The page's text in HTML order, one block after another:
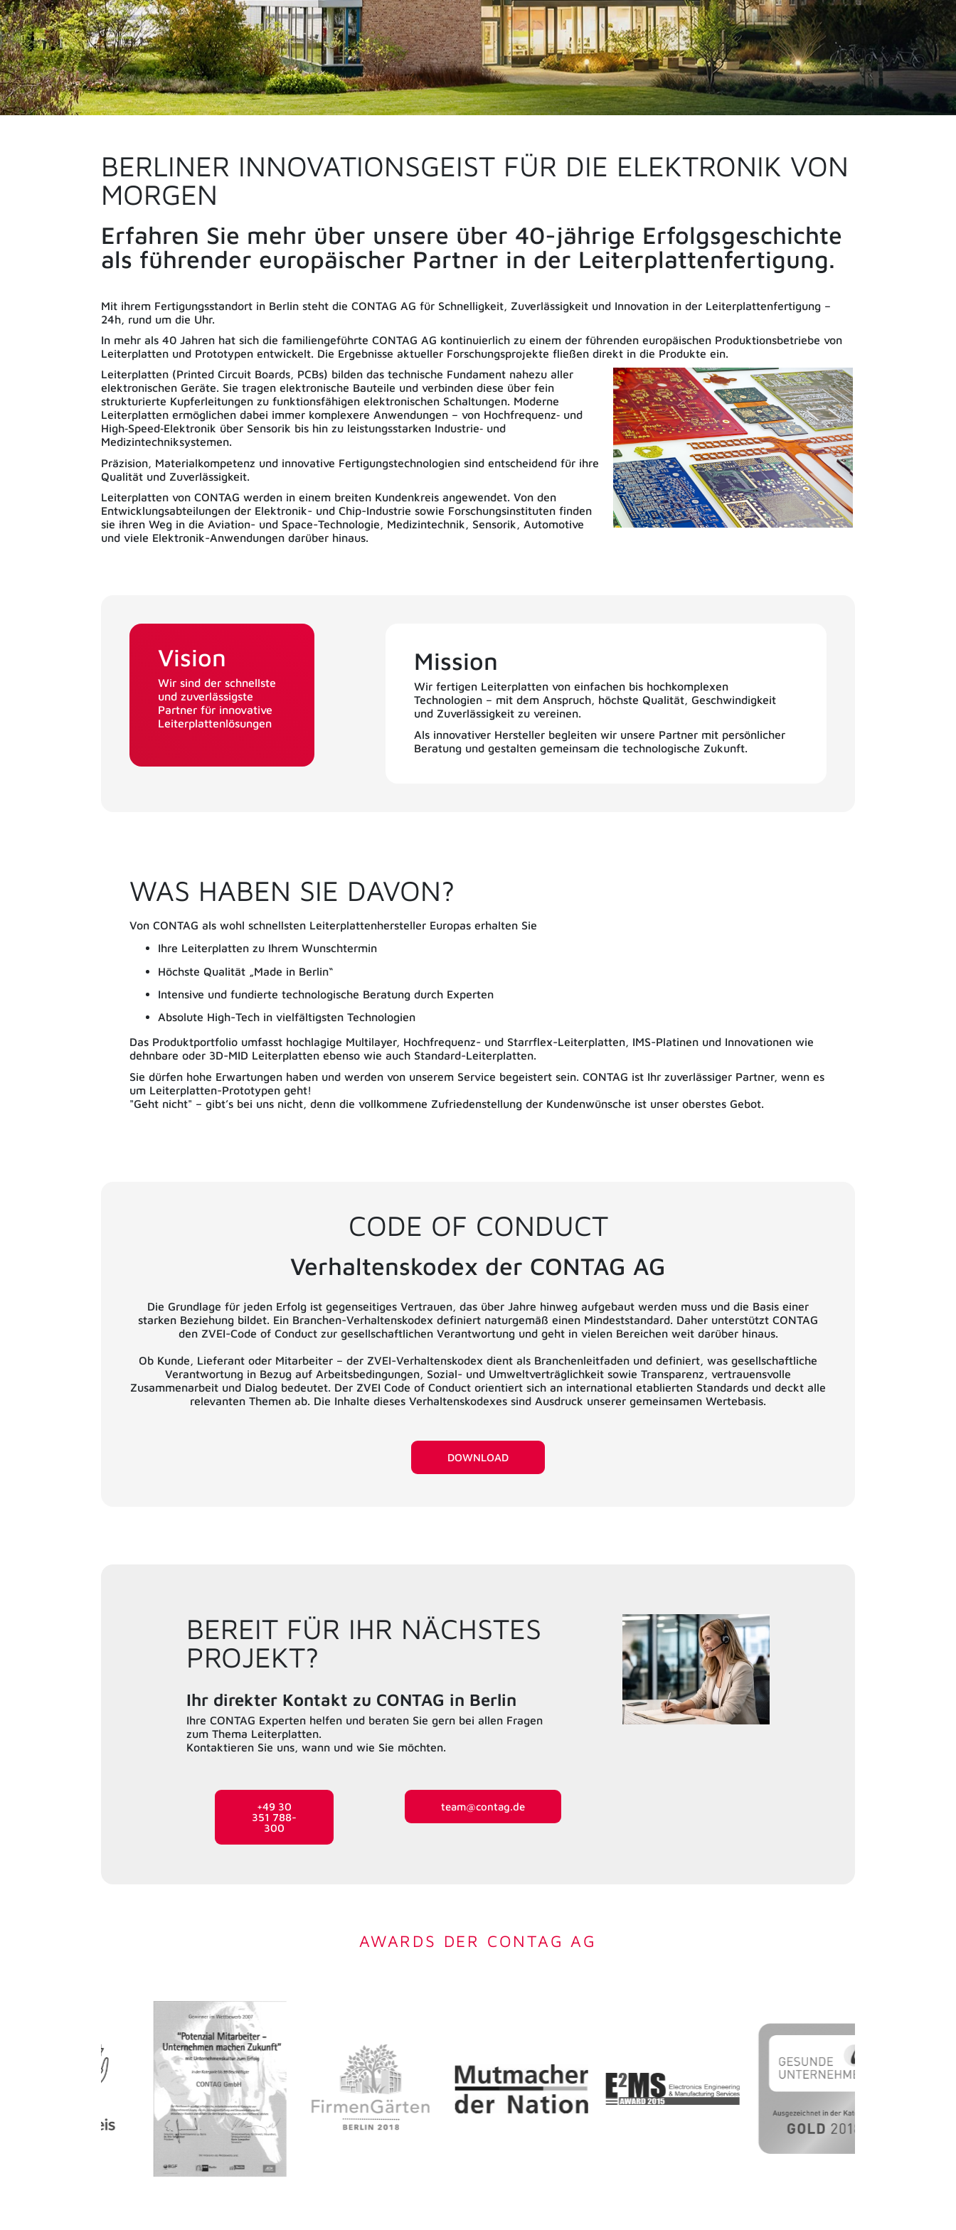
BERLINER INNOVATIONSGEIST FÜR DIE ELEKTRONIK VON
MORGEN
Erfahren Sie mehr über unsere über 40-jährige Erfolgsgeschichte
als führender europäischer Partner in der Leiterplattenfertigung.
Mit ihrem Fertigungsstandort in Berlin steht die CONTAG AG für Schnelligkeit, Zuverlässigkeit und Innovation in der Leiterplattenfertigung –
24h, rund um die Uhr.
In mehr als 40 Jahren hat sich die familiengeführte CONTAG AG kontinuierlich zu einem der führenden europäischen Produktionsbetriebe von
Leiterplatten und Prototypen entwickelt. Die Ergebnisse aktueller Forschungsprojekte fließen direkt in die Produkte ein.
Leiterplatten (Printed Circuit Boards, PCBs) bilden das technische Fundament nahezu aller
elektronischen Geräte. Sie tragen elektronische Bauteile und verbinden diese über fein
strukturierte Kupferleitungen zu funktionsfähigen elektronischen Schaltungen. Moderne
Leiterplatten ermöglichen dabei immer komplexere Anwendungen – von Hochfrequenz‑ und
High‑Speed‑Elektronik über Sensorik bis hin zu leistungsstarken Industrie‑ und
Medizintechniksystemen.
Präzision, Materialkompetenz und innovative Fertigungstechnologien sind entscheidend für ihre
Qualität und Zuverlässigkeit.
Leiterplatten von CONTAG werden in einem breiten Kundenkreis angewendet. Von den
Entwicklungsabteilungen der Elektronik- und Chip-Industrie sowie Forschungsinstituten finden
sie ihren Weg in die Aviation- und Space-Technologie, Medizintechnik, Sensorik, Automotive
und viele Elektronik-Anwendungen darüber hinaus.
Vision
Wir sind der schnellste
und zuverlässigste
Partner für innovative
Leiterplattenlösungen
Mission
Wir fertigen Leiterplatten von einfachen bis hochkomplexen
Technologien – mit dem Anspruch, höchste Qualität, Geschwindigkeit
und Zuverlässigkeit zu vereinen.
Als innovativer Hersteller begleiten wir unsere Partner mit persönlicher
Beratung und gestalten gemeinsam die technologische Zukunft.
WAS HABEN SIE DAVON?
Von CONTAG als wohl schnellsten Leiterplattenhersteller Europas erhalten Sie
Ihre Leiterplatten zu Ihrem Wunschtermin
Höchste Qualität „Made in Berlin“
Intensive und fundierte technologische Beratung durch Experten
Absolute High-Tech in vielfältigsten Technologien
Das Produktportfolio umfasst hochlagige Multilayer, Hochfrequenz- und Starrflex-Leiterplatten, IMS-Platinen und Innovationen wie
dehnbare oder 3D-MID Leiterplatten ebenso wie auch Standard-Leiterplatten.
Sie dürfen hohe Erwartungen haben und werden von unserem Service begeistert sein. CONTAG ist Ihr zuverlässiger Partner, wenn es
um Leiterplatten-Prototypen geht!
"Geht nicht" – gibt’s bei uns nicht, denn die vollkommene Zufriedenstellung der Kundenwünsche ist unser oberstes Gebot.
CODE OF CONDUCT
Verhaltenskodex der CONTAG AG
Die Grundlage für jeden Erfolg ist gegenseitiges Vertrauen, das über Jahre hinweg aufgebaut werden muss und die Basis einer
starken Beziehung bildet. Ein Branchen-Verhaltenskodex definiert naturgemäß einen Mindeststandard. Daher unterstützt CONTAG
den ZVEI-Code of Conduct zur gesellschaftlichen Verantwortung und geht in vielen Bereichen weit darüber hinaus.
Ob Kunde, Lieferant oder Mitarbeiter – der ZVEI-Verhaltenskodex dient als Branchenleitfaden und definiert, was gesellschaftliche
Verantwortung in Bezug auf Arbeitsbedingungen, Sozial- und Umweltverträglichkeit sowie Transparenz, vertrauensvolle
Zusammenarbeit und Dialog bedeutet. Der ZVEI Code of Conduct orientiert sich an international etablierten Standards und deckt alle
relevanten Themen ab. Die Inhalte dieses Verhaltenskodexes sind Ausdruck unserer gemeinsamen Wertebasis.
DOWNLOAD
BEREIT FÜR IHR NÄCHSTES
PROJEKT?
Ihr direkter Kontakt zu CONTAG in Berlin
Ihre CONTAG Experten helfen und beraten Sie gern bei allen Fragen
zum Thema Leiterplatten.
Kontaktieren Sie uns, wann und wie Sie möchten.
+49 30
351 788-
300
team@contag.de
AWARDS DER CONTAG AG